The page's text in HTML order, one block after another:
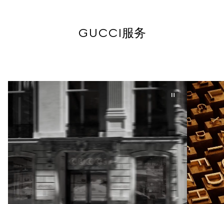
GUCCI服务